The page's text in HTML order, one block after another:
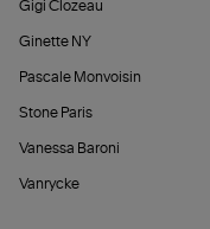
Gigi Clozeau
Ginette NY
Pascale Monvoisin
Stone Paris
Vanessa Baroni
Vanrycke